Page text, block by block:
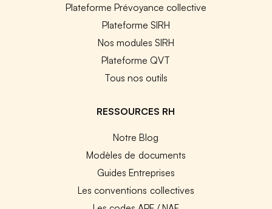
Plateforme Prévoyance collective
Plateforme SIRH
Nos modules SIRH
Plateforme QVT
Tous nos outils
RESSOURCES RH
Notre Blog
Modèles de documents
Guides Entreprises
Les conventions collectives